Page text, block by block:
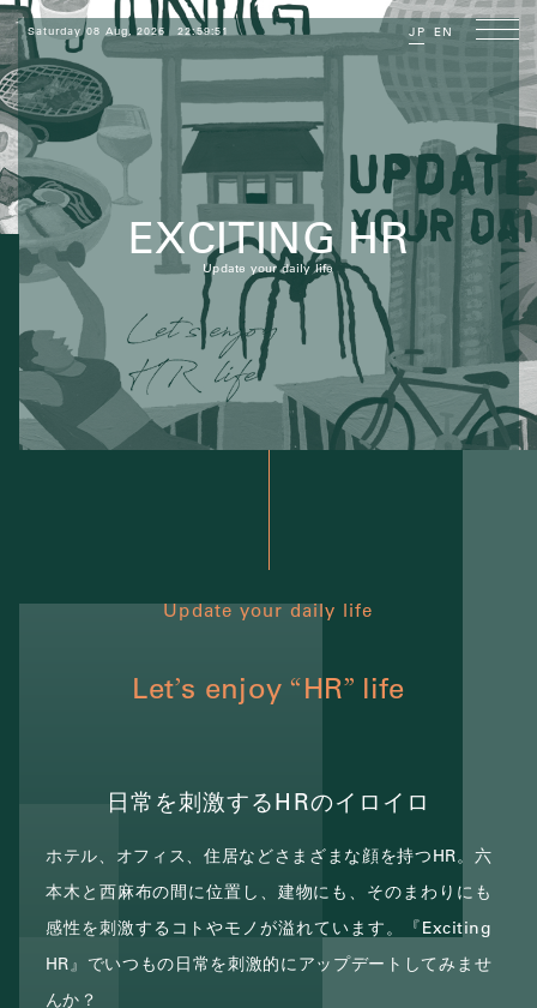
Saturday 08 Aug, 2026 22:59:52 JP EN
EXCITING HR
Update your daily life
Update your daily life
Let’s enjoy “HR” life
日常を刺激するHRのイロイロ
ホテル、オフィス、住居などさまざまな顔を持つHR。 六
本木と西麻布の間に位置し、建物にも、そのまわりにも
感性を刺激するコトやモノが溢れています。
『Exciting
HR』でいつもの日常を刺激的にアップデートしてみませ
んか？